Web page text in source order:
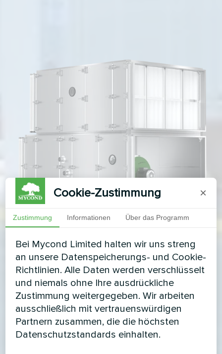
Cookie-Zustimmung ×
Zustimmung Informationen Über das Programm
Bei Mycond Limited halten wir uns streng
an unsere Datenspeicherungs- und Cookie-
Richtlinien. Alle Daten werden verschlüsselt
und niemals ohne Ihre ausdrückliche
Zustimmung weitergegeben. Wir arbeiten
ausschließlich mit vertrauenswürdigen
Partnern zusammen, die die höchsten
Datenschutzstandards einhalten.